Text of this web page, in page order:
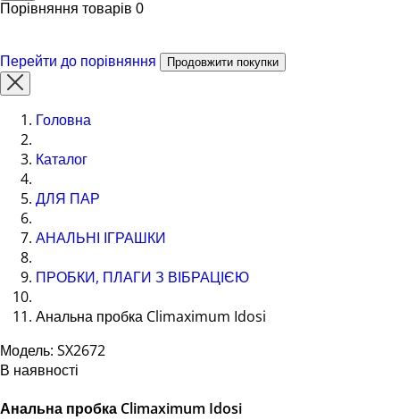
Порівняння товарів 0
Перейти до порівняння Продовжити покупки
Головна
Каталог
ДЛЯ ПАР
АНАЛЬНІ ІГРАШКИ
ПРОБКИ, ПЛАГИ З ВІБРАЦІЄЮ
Анальна пробка Climaximum Idosi
Модель: SX2672
В наявності
Анальна пробка Climaximum Idosi